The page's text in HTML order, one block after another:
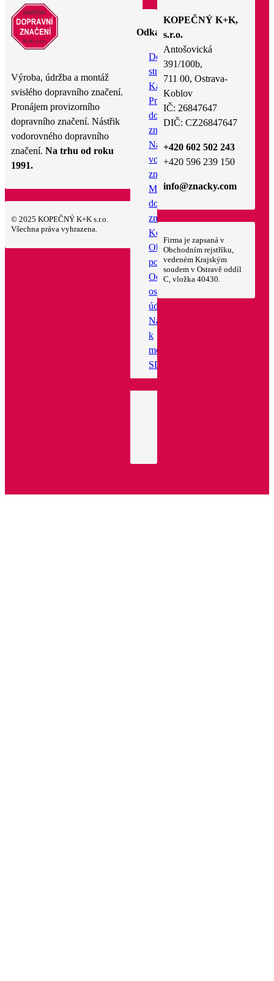
Výroba, údržba a montáž
svislého dopravního značení.
Pronájem provizorního
dopravního značení. Nástřik
vodorovného dopravního
značení. Na trhu od roku
1991.
© 2025 KOPEČNÝ K+K s.r.o.
Všechna práva vyhrazena.
Odkazy
Domovská
stránka
Katalog
Pronájem
dopravního
značení
Nástřik
vodorovného
značení
Montáž
dopravního
značení
Kontakt
Obchodní
podmínky
Ochrana
osobních
údajů
Návod
k
montáží
SDZ
KOPEČNÝ K+K,
s.r.o.
Antošovická
391/100b,
711 00, Ostrava-
Koblov
IČ: 26847647
DIČ: CZ26847647
+420 602 502 243
+420 596 239 150
info@znacky.com
Firma je zapsaná v
Obchodním rejstříku,
vedeném Krajským
soudem v Ostravě oddíl
C, vložka 40430.